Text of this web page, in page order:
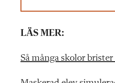
LÄS MER:
Så många skolor